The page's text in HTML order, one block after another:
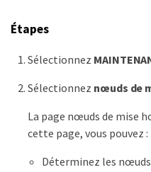
Étapes
Sélectionnez
Sélectionnez nœuds de
La page nœuds de mise
cette page, vous pouvez :
Déterminez les